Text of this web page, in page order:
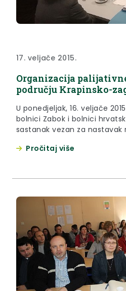
17. veljače 2015.
Organizacija
području Krapinsko-
U ponedjeljak, 16. veljače
bolnici Zabok i bolnici
sastanak vezan za nastavak
Pročitaj više